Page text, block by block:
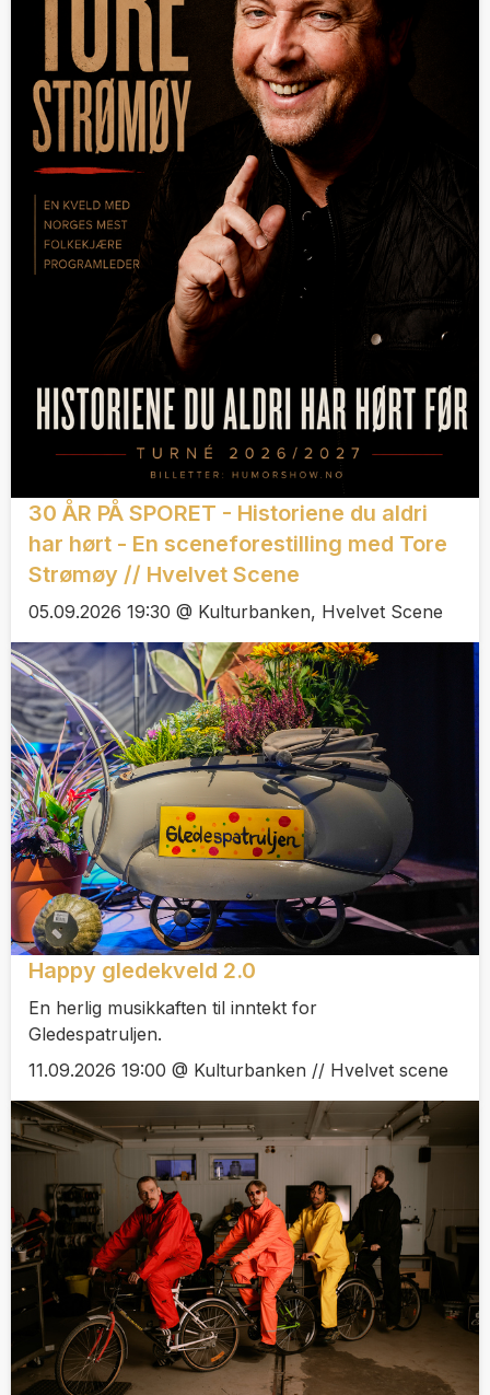
30 ÅR PÅ SPORET - Historiene du aldri
har hørt - En sceneforestilling med Tore
Strømøy // Hvelvet Scene
05.09.2026 19:30 @ Kulturbanken, Hvelvet Scene
Happy gledekveld 2.0
En herlig musikkaften til inntekt for
Gledespatruljen.
11.09.2026 19:00 @ Kulturbanken // Hvelvet scene